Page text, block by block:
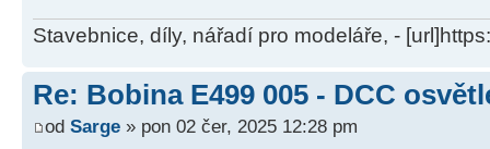
Stavebnice, díly, nářadí pro modeláře, -
Re: Bobina E499 005 - DCC
od Sarge » pon 02 čer, 2025 12:28 pm